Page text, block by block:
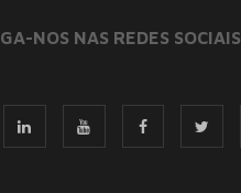
NOS NAS REDES SOCIAIS